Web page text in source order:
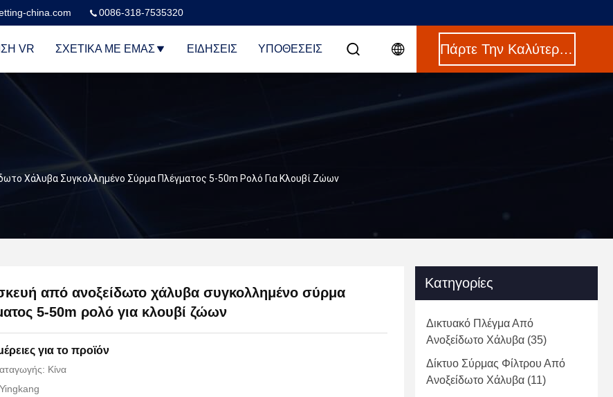
china.com 0086-318-7535320
VR ΣΧΕΤΙΚΆ ΜΕ ΕΜΆΣ ΕΙΔΉΣΕΙΣ ΥΠΟΘΈΣΕΙΣ Πάρτε Την Καλύτερη Τιμή
Χάλυβα Συγκολλημένο Σύρμα Πλέγματος 5-50m Ρολό Για Κλουβί Ζώων
από ανοξείδωτο χάλυβα συγκολλημένο σύρμα
5-50m ρολό για κλουβί ζώων
για το προϊόν
Κίνα
Κατηγορίες
Δικτυακό Πλέγμα Από
Ανοξείδωτο Χάλυβα (35)
Δίκτυο Σύρμας Φίλτρου Από
Ανοξείδωτο Χάλυβα (11)